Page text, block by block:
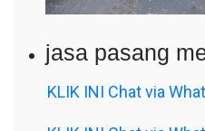
jasa pasang
KLIK INI Chat via